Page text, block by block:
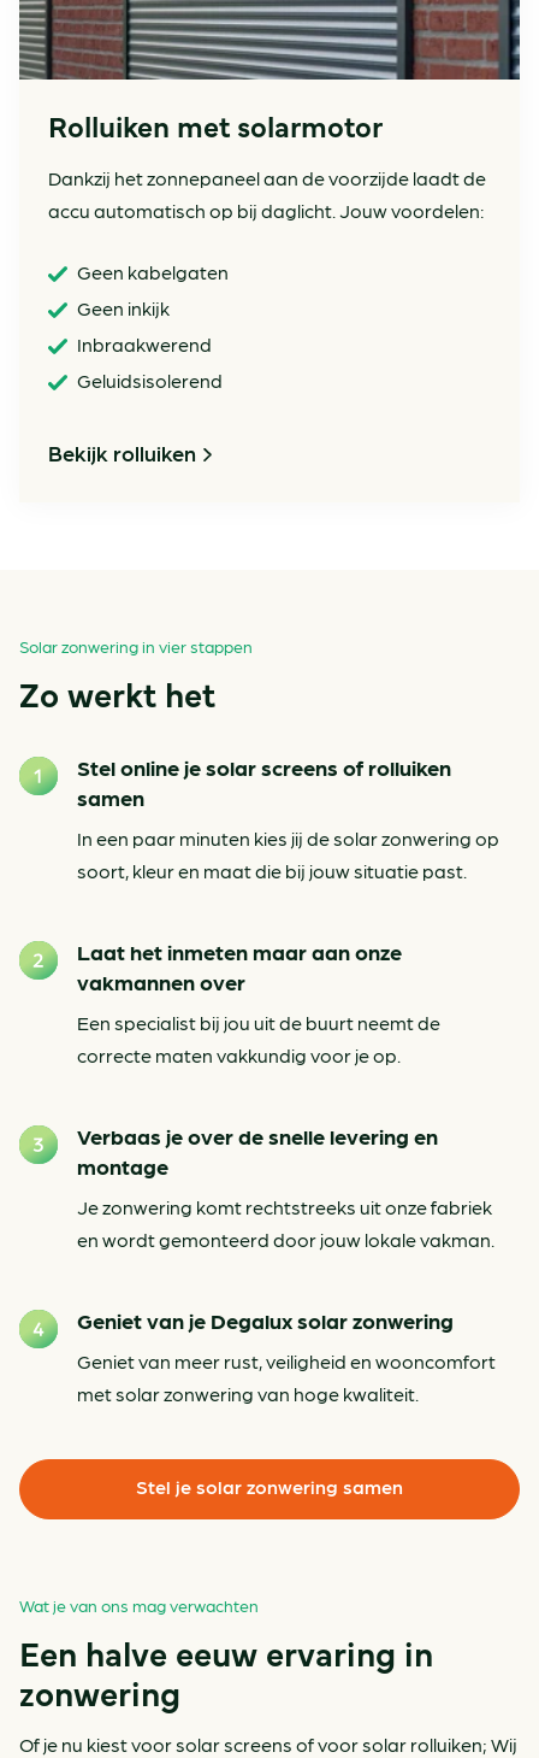
Rolluiken met solarmotor
Dankzij het zonnepaneel aan de voorzijde laadt de
accu automatisch op bij daglicht. Jouw voordelen:
Geen kabelgaten
Geen inkijk
Inbraakwerend
Geluidsisolerend
Bekijk rolluiken
Solar zonwering in vier stappen
Zo werkt het
Stel online je solar screens of rolluiken
samen
In een paar minuten kies jij de solar zonwering op
soort, kleur en maat die bij jouw situatie past.
Laat het inmeten maar aan onze
vakmannen over
Een specialist bij jou uit de buurt neemt de
correcte maten vakkundig voor je op.
Verbaas je over de snelle levering en
montage
Je zonwering komt rechtstreeks uit onze fabriek
en wordt gemonteerd door jouw lokale vakman.
Geniet van je Degalux solar zonwering
Geniet van meer rust, veiligheid en wooncomfort
met solar zonwering van hoge kwaliteit.
Stel je solar zonwering samen
Wat je van ons mag verwachten
Een halve eeuw ervaring in
zonwering
Of je nu kiest voor solar screens of voor solar rolluiken; Wij